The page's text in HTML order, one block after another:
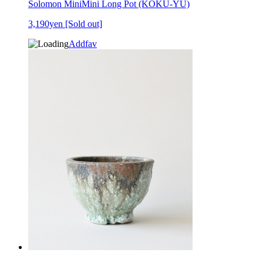
Solomon MiniMini Long Pot (KOKU-YU)
3,190yen [Sold out]
Addfav